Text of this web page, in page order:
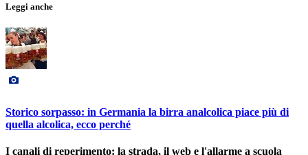
Leggi anche
Storico sorpasso: in Germania la birra analcolica piace più di
quella alcolica, ecco perché
I canali di reperimento: la strada, il web e l'allarme a scuola